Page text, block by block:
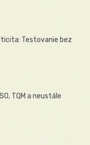
Testovanie bez
TQM a neustále